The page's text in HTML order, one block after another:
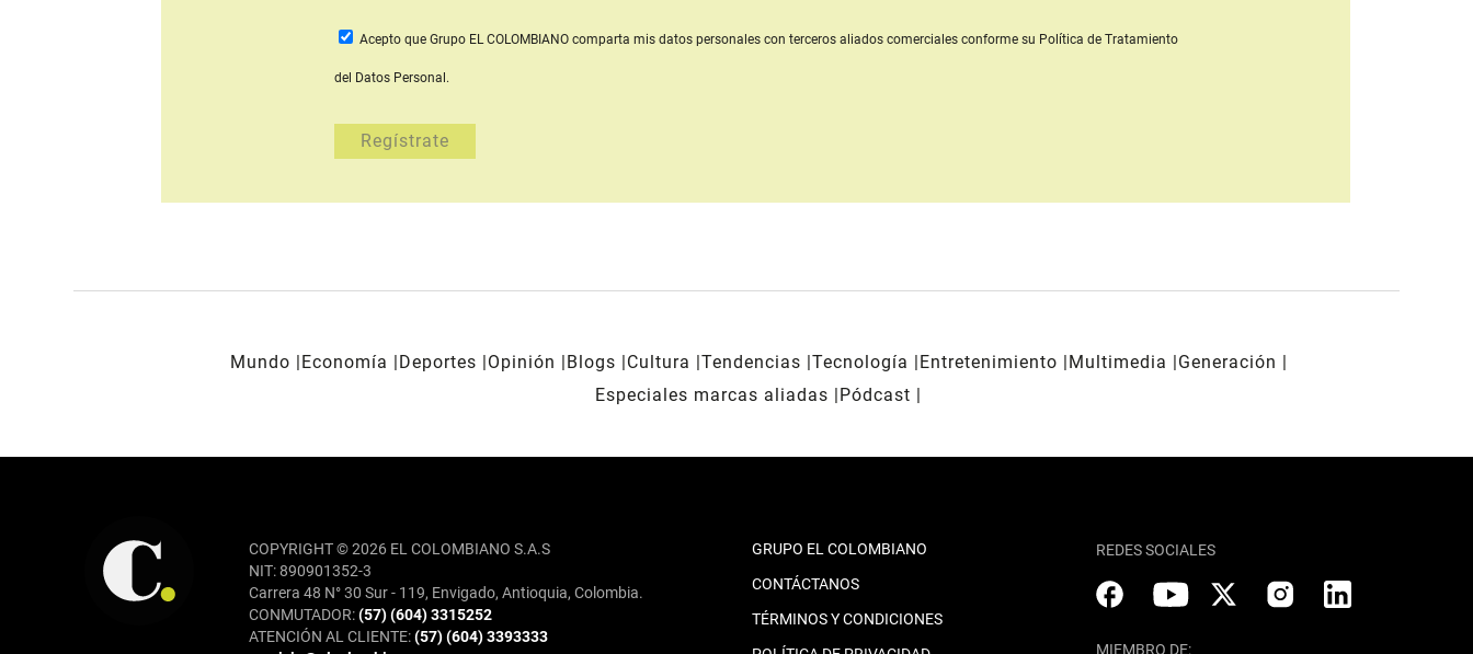
Acepto que Grupo EL COLOMBIANO comparta mis datos personales con terceros aliados comercialesconforme su Política de Tratamiento
del Datos Personal.
Mundo Economía Deportes Opinión Blogs Cultura Tendencias Tecnología Entretenimiento Multimedia
Generación
Especiales marcas aliadas
Pódcast
COPYRIGHT © 2026 EL COLOMBIANO S.A.S
NIT: 890901352-3
Carrera 48 N° 30 Sur - 119, Envigado, Antioquia, Colombia.
CONMUTADOR:(57) (604) 3315252
ATENCIÓN AL CLIENTE:(57) (604) 3393333
GRUPO EL COLOMBIANO
CONTÁCTANOS
TÉRMINOS Y CONDICIONES
REDES SOCIALES
MIEMBRO DE: